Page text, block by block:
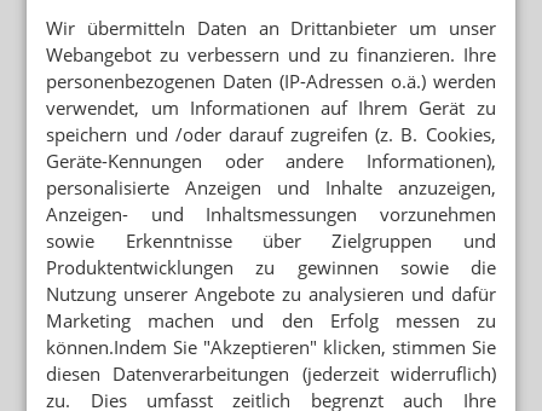
Wir übermitteln Daten an Drittanbieter um unser
Webangebot zu verbessern und zu finanzieren. Ihre
personenbezogenen Daten (IP-Adressen o.ä.) werden
verwendet, um Informationen auf Ihrem Gerät zu
speichern und /oder darauf zugreifen (z. B. Cookies,
Geräte-Kennungen oder andere Informationen),
personalisierte Anzeigen und Inhalte anzuzeigen,
Anzeigen- und Inhaltsmessungen vorzunehmen
sowie Erkenntnisse über Zielgruppen und
Produktentwicklungen zu gewinnen sowie die
Nutzung unserer Angebote zu analysieren und dafür
Marketing machen und den Erfolg messen zu
können.Indem Sie "Akzeptieren" klicken, stimmen Sie
diesen Datenverarbeitungen (jederzeit widerruflich)
zu. Dies umfasst zeitlich begrenzt auch Ihre
Mehr zum Thema
WIE HERSTELLER DIE HALTBARKEIT GARANTIEREN
Arzneimittel bei Hitze: Wann Galenik an Grenzen stößt
TABAKENTWÖHNUNG
FAQ: Nikotin auf Rezept
AKZEPTANZBEREICH 80 BIS 125 PROZENT
Generika: Bioäquivalenz entscheidend
Mehr aus Ressort
DAC/NRF
Salicylsäure: Neue Vorschriften für Dithranol